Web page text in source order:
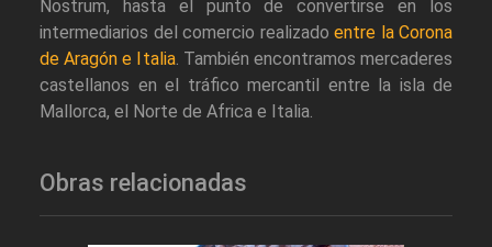
Nostrum, hasta el punto de convertirse en los
intermediarios del comercio realizado entre la Corona
de Aragón e Italia. También encontramos mercaderes
castellanos en el tráfico mercantil entre la isla de
Mallorca, el Norte de Africa e Italia.
Obras relacionadas